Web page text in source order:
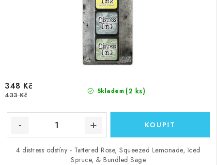
Skladem (2 ks)
348 Kč
433 Kč
4 distress odstíny - Tattered Rose, Squeezed Lemonade, Iced
Spruce, & Bundled Sage